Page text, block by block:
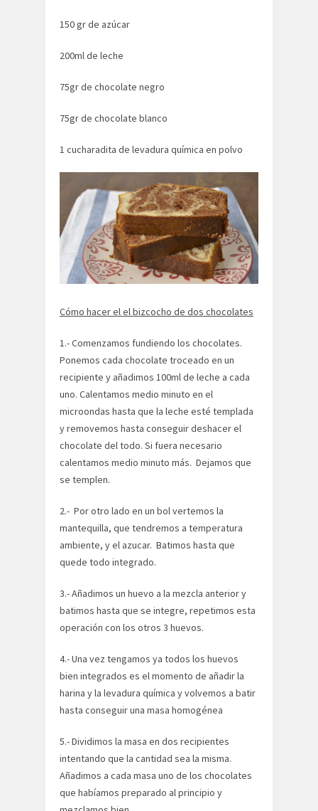
150 gr de azúcar
200ml de leche
75gr de chocolate negro
75gr de chocolate blanco
1 cucharadita de levadura química en polvo
Cómo hacer el el bizcocho de dos chocolates
1.- Comenzamos fundiendo los chocolates.
Ponemos cada chocolate troceado en un
recipiente y añadimos 100ml de leche a cada
uno. Calentamos medio minuto en el
microondas hasta que la leche esté templada
y removemos hasta conseguir deshacer el
chocolate del todo. Si fuera necesario
calentamos medio minuto más. Dejamos que
se templen.
2.- Por otro lado en un bol vertemos la
mantequilla, que tendremos a temperatura
ambiente, y el azucar. Batimos hasta que
quede todo integrado.
3.- Añadimos un huevo a la mezcla anterior y
batimos hasta que se integre, repetimos esta
operación con los otros 3 huevos.
4.- Una vez tengamos ya todos los huevos
bien integrados es el momento de añadir la
harina y la levadura química y volvemos a batir
hasta conseguir una masa homogénea
5.- Dividimos la masa en dos recipientes
intentando que la cantidad sea la misma.
Añadimos a cada masa uno de los chocolates
que habíamos preparado al principio y